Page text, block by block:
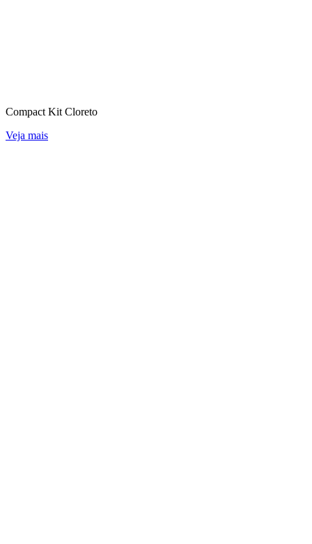
Compact Kit Cloreto
Veja mais